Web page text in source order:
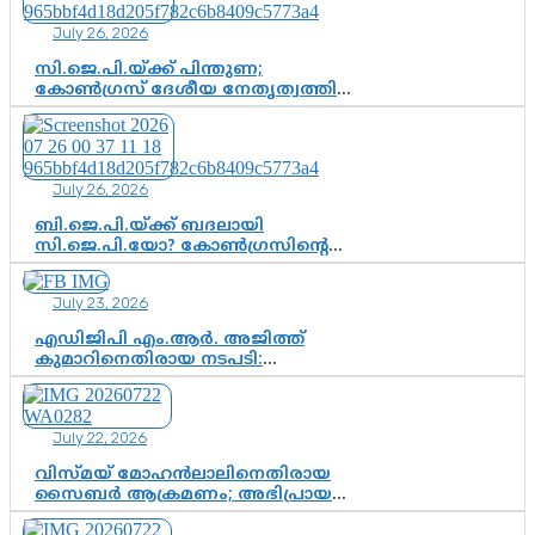
കൂടുതൽ തെളിവുകൾ പരിശോധിച്ച്
ഇഡി
July 26, 2026
സി.ജെ.പി.യ്ക്ക് പിന്തുണ;
കോൺഗ്രസ് ദേശീയ നേതൃത്വത്തിൽ
ആശങ്കയോ? പാർട്ടിക്കുള്ളിൽ
ഭിന്നാഭിപ്രായമെന്ന വിലയിരുത്തൽ
July 26, 2026
ബി.ജെ.പി.യ്ക്ക് ബദലായി
സി.ജെ.പി.യോ? കോൺഗ്രസിന്റെ
രാഷ്ട്രീയ ഇടം കൈവശപ്പെടുത്താൻ
സിജെപി ഉയർന്നുകഴിഞ്ഞോ?
ഇന്ത്യൻ രാഷ്ട്രീയത്തിലെ പുതിയ
വഴിത്തിരിവ്
July 23, 2026
എഡിജിപി എം.ആർ. അജിത്ത്
കുമാറിനെതിരായ നടപടി:
സസ്പെൻഷനിൽ ഒതുങ്ങുമോ,
അതോ കൂടുതൽ കടുത്ത
നടപടികളിലേക്കോ?
July 22, 2026
വിസ്മയ് മോഹൻലാലിനെതിരായ
സൈബർ ആക്രമണം; അഭിപ്രായ
സ്വാതന്ത്ര്യത്തെ നിശ്ശബ്ദമാക്കുന്ന